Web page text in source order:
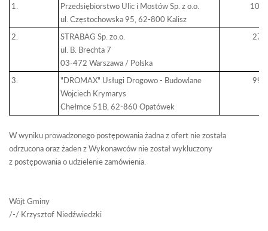
1.
Przedsiębiorstwo Ulic i Mostów Sp. z o.o
ul . Częstochowska 95, 62-800 Kalisz
2. STRABAG Sp. zo.o
ul . B. Brechta 7
03-472 Warszawa / Polska
3.
"DROMAX" Usługi Drogowo - Budowlane
Wojciech Krymarys
Chełmce 51B, 62-860 Opatówek
W wyniku prowadzonego postępowania żadna z ofert nie została
odrzucona oraz żaden z Wykonawców nie został wykluczony
z postępowania o udzielenie zamówienia.
Wójt Gminy
/-/ Krzysztof Niedźwiedzki